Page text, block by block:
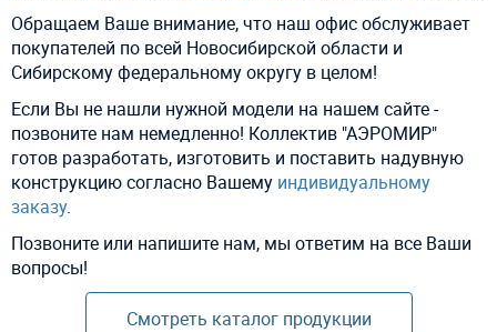
Обращаем Ваше внимание, что наш офис обслуживает
покупателей по всей Новосибирской области и
Сибирскому федеральному округу в целом!
Если Вы не нашли нужной модели на нашем сайте -
позвоните нам немедленно! Коллектив "АЭРОМИР"
готов разработать, изготовить и поставить надувную
конструкцию согласно Вашему индивидуальному
заказу.
Позвоните или напишите нам, мы ответим на все Ваши
вопросы!
Смотреть каталог продукции